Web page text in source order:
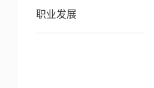
职业发展